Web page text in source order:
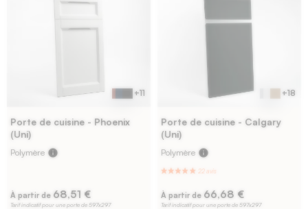
Porte de cuisine - Phoenix
(Uni)
Polymère info
À partir de 68,51 €
Tarif indicatif pour une porte de 597x297
+11
Porte de cuisine - Calgary
(Uni)
Polymère info
À partir de 66,68 €
Tarif indicatif pour une porte de 597x297
+18